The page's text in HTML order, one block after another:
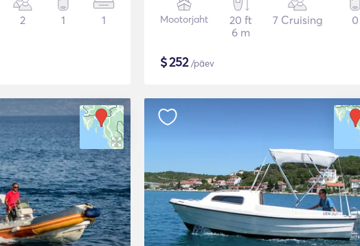
2 1 1 Mootorjaht
20 ft
6 m
7 Cruising 0
$252/päev